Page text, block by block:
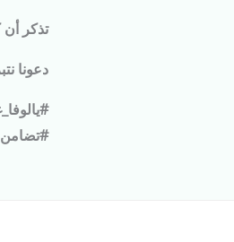
تذكر
دعونا
#تضامن